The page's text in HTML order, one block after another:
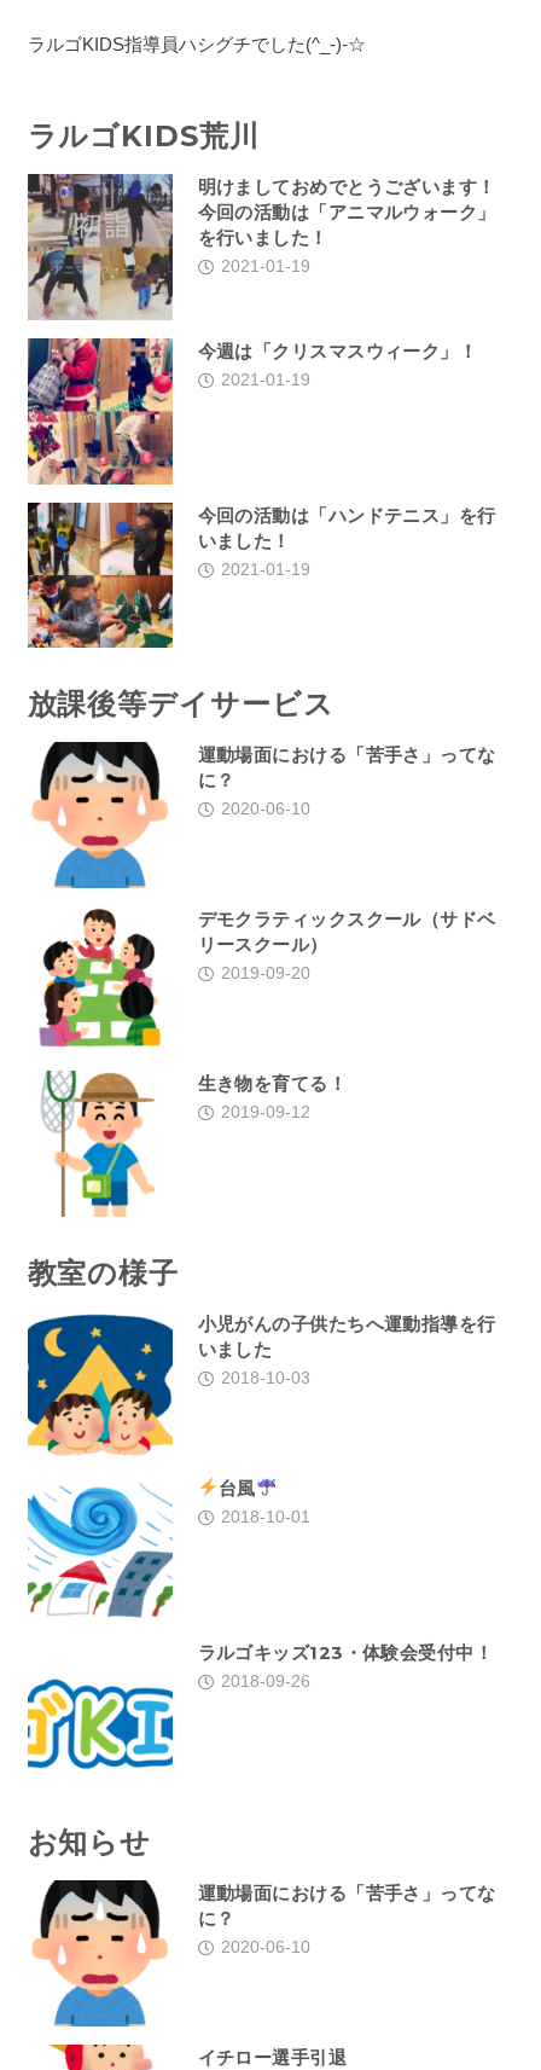
ラルゴKIDS指導員ハシグチでした(^_-)-☆
ラルゴKIDS荒川
明けましておめでとうございます！
今回の活動は「アニマルウォーク」
を行いました！
2021-01-19
今週は「クリスマスウィーク」！
2021-01-19
今回の活動は「ハンドテニス」を行
いました！
2021-01-19
放課後等デイサービス
運動場面における「苦手さ」ってな
に？
2020-06-10
デモクラティックスクール（サドベ
リースクール）
2019-09-20
生き物を育てる！
2019-09-12
教室の様子
小児がんの子供たちへ運動指導を行
いました
2018-10-03
台風
2018-10-01
ラルゴキッズ123・体験会受付中！
2018-09-26
お知らせ
運動場面における「苦手さ」ってな
に？
2020-06-10
イチロー選手引退